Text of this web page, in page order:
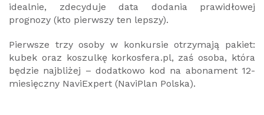
idealnie, zdecyduje data dodania prawidłowej
prognozy (kto pierwszy ten lepszy).
Pierwsze trzy osoby w konkursie otrzymają pakiet:
kubek oraz koszulkę korkosfera.pl, zaś osoba, która
będzie najbliżej – dodatkowo kod na abonament 12-
miesięczny NaviExpert (NaviPlan Polska).